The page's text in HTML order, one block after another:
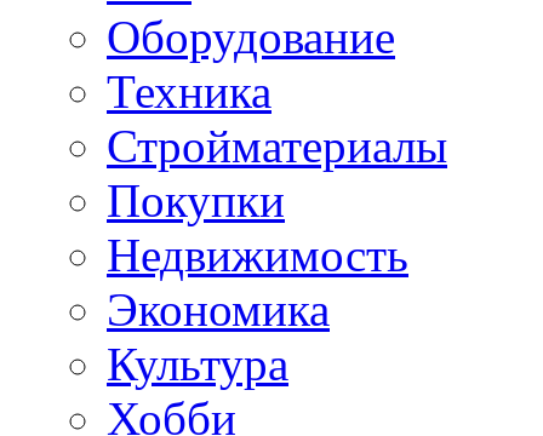
Оборудование
Техника
Стройматериалы
Покупки
Недвижимость
Экономика
Культура
Хобби